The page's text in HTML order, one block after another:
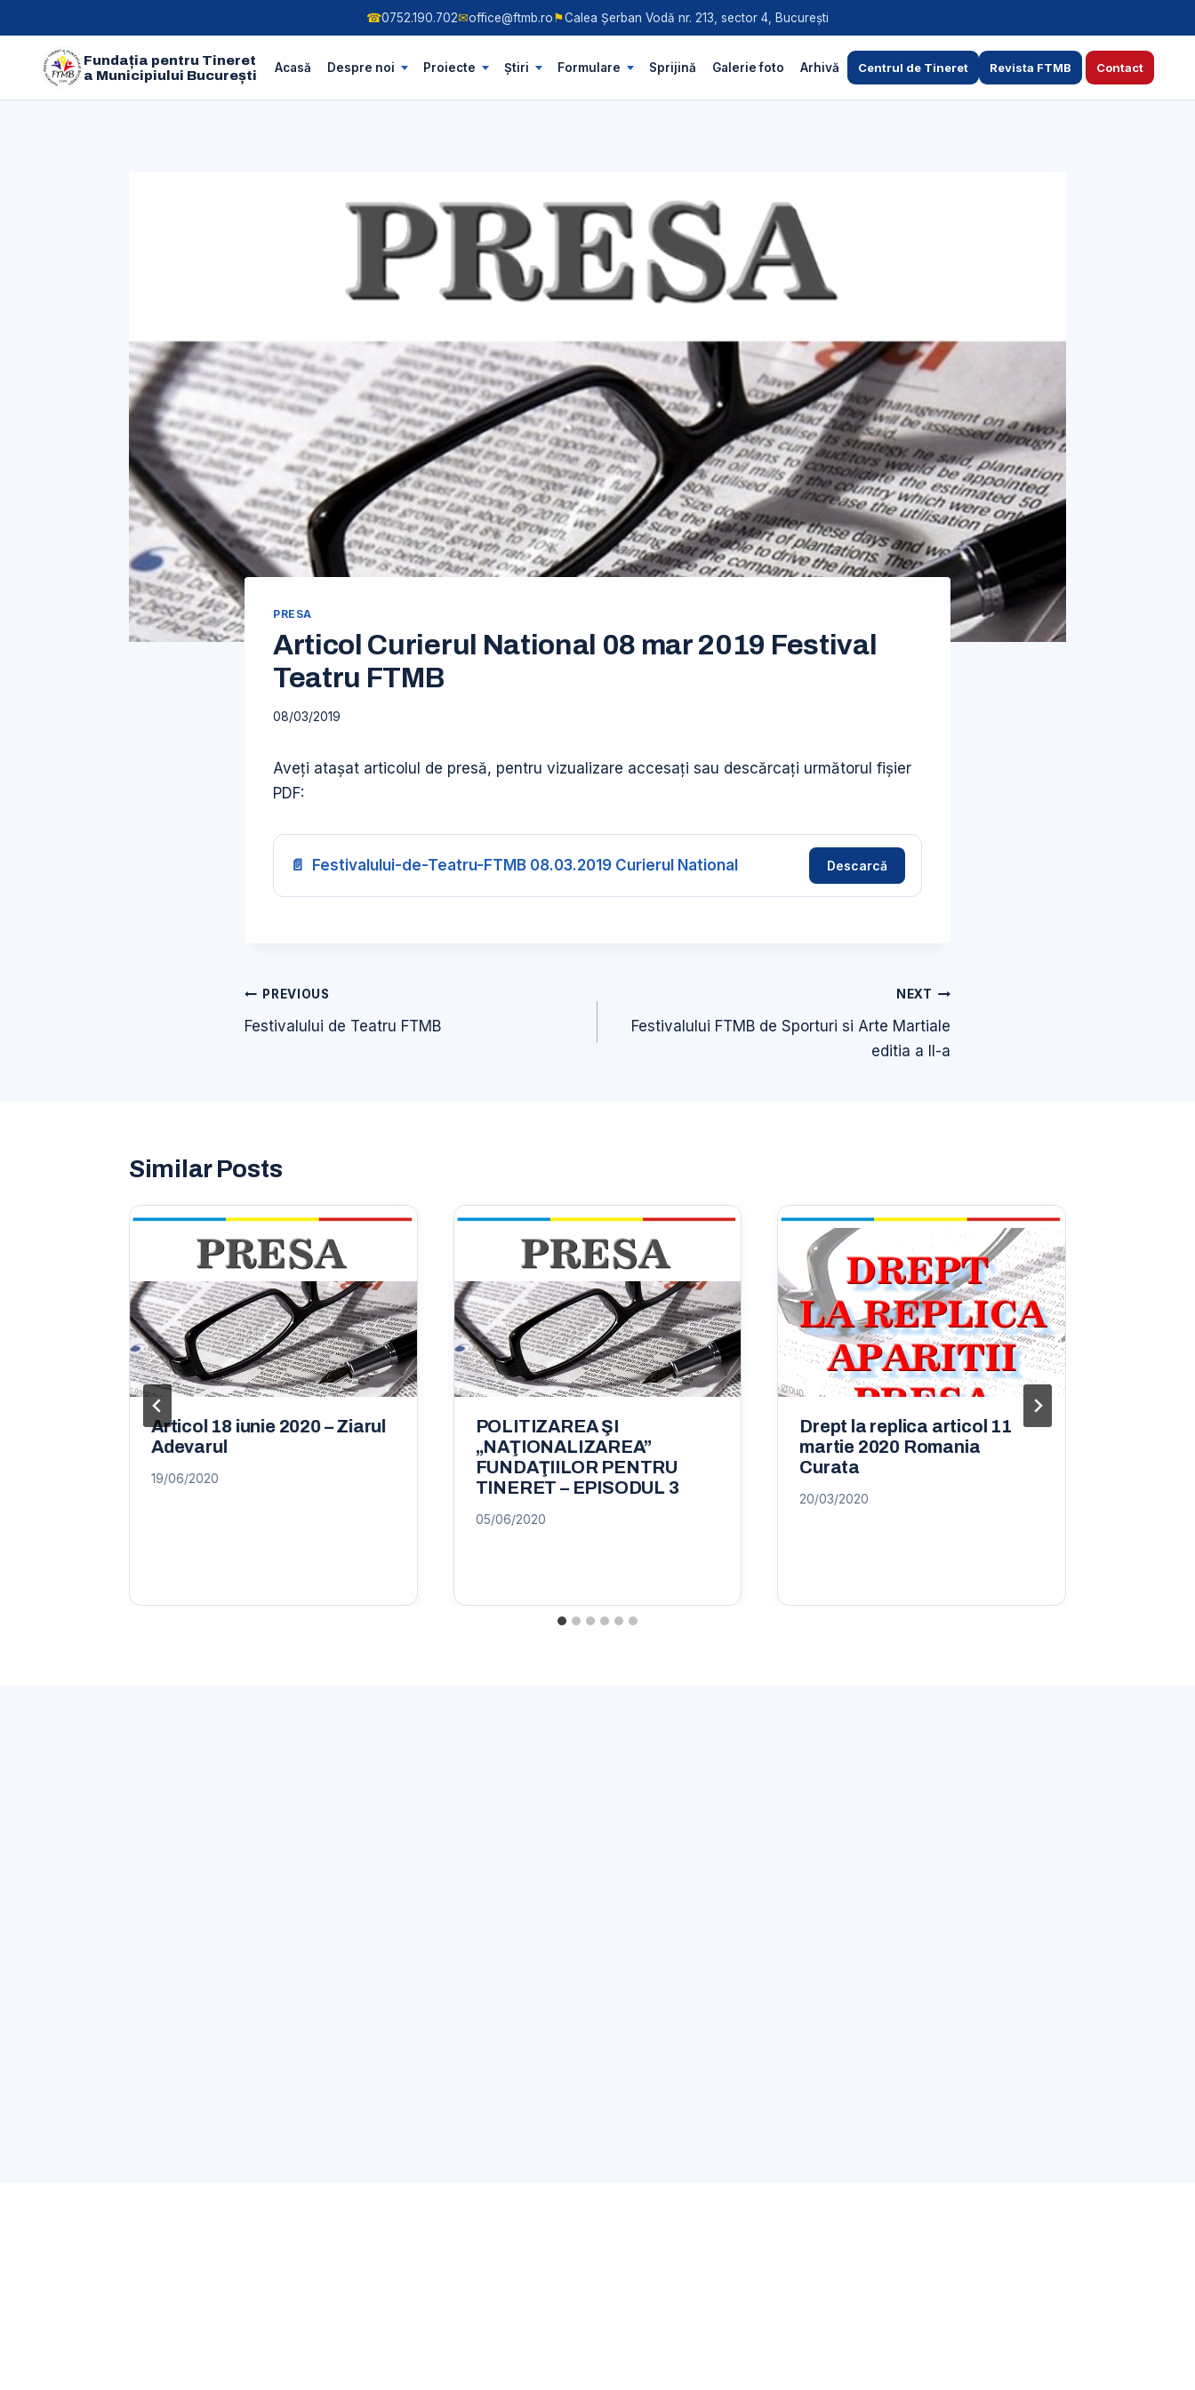
☎0752.190.702✉office@ftmb.ro ⚑Calea Șerban Vodă nr. 213, sector 4, București
Fundația pentru Tineret
a Municipiului București
Acasă Despre noi Proiecte Știri Formulare Sprijină Galerie foto Arhivă Centrul de Tineret Revista FTMB Contact
PRESA
Articol Curierul National 08 mar 2019 Festival
Teatru FTMB
08/03/2019
Aveți atașat articolul de presă, pentru vizualizare accesați sau descărcați următorul fișier
PDF:
Festivalului-de-Teatru-FTMB 08.03.2019 Curierul National Descarcă
Navigare
în
PREVIOUS
Festivalului de Teatru FTMB
NEXT
Festivalului FTMB de Sporturi si Arte Martiale
editia a II-a
Similar Posts
Articol 18 iunie 2020 – Ziarul
Adevarul
19/06/2020
POLITIZAREA ŞI
„NAŢIONALIZAREA”
FUNDAŢIILOR PENTRU
TINERET – EPISODUL 3
05/06/2020
Drept la replica articol 11
martie 2020 Romania
Curata
20/03/2020